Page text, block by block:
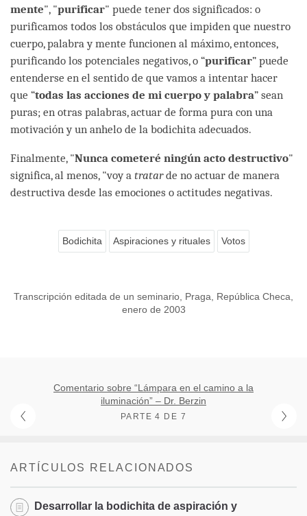
mente", "purificar" puede tener dos significados: o
purificamos todos los obstáculos que impiden que nuestro
cuerpo, palabra y mente funcionen al máximo, entonces,
purificando los potenciales negativos, o “purificar” puede
entenderse en el sentido de que vamos a intentar hacer
que “todas las acciones de mi cuerpo y palabra” sean
puras; en otras palabras, actuar de forma pura con una
motivación y un anhelo de la bodichita adecuados.
Finalmente, "Nunca cometeré ningún acto destructivo"
significa, al menos, "voy a tratarde no actuar de manera
destructiva desde las emociones o actitudes negativas.
Bodichita Aspiraciones y rituales Votos
Transcripción editada de un seminario, Praga, República Checa,
enero de 2003
Comentario sobre “Lámpara en el camino a la
iluminación” – Dr. Berzin
PARTE 4 DE 7
ARTÍCULOS RELACIONADOS
Desarrollar la bodichita de aspiración y